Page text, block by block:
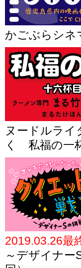
かごぶらシネ
ヌードルライ
く 私福の一
2019.03.26最
～デザイナー